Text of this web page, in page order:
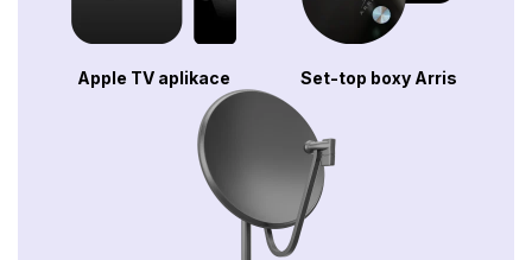
Apple TV aplikace Set-top boxy Arris